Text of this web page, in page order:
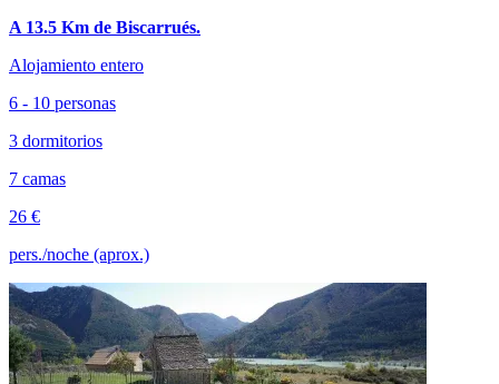
A 13.5 Km de Biscarrués.
Alojamiento entero
6 - 10 personas
3 dormitorios
7 camas
26 €
pers./noche (aprox.)